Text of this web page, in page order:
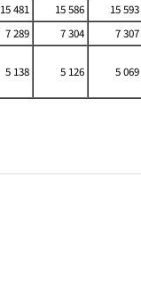
15 481 15 586
15 593
7 289 7 304
7 307
5 138 5 126 5 069